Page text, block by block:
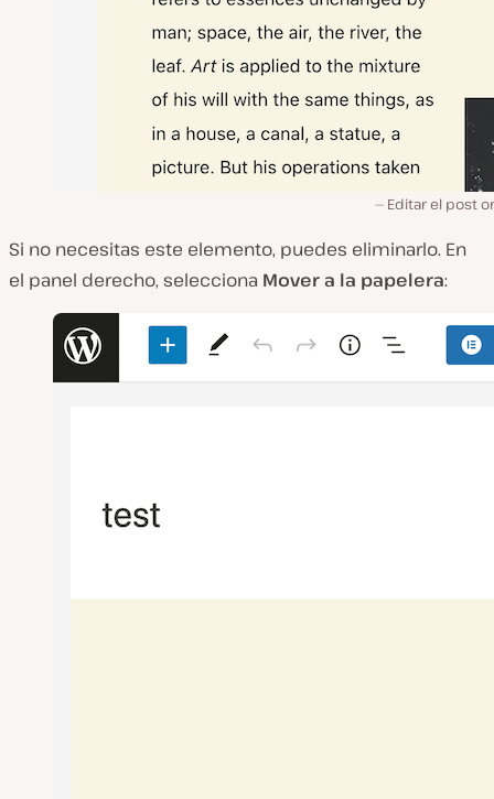
Editar el post
Si no necesitas este elemento, puedes eliminarlo. En
el panel derecho, selecciona Mover a la papelera: